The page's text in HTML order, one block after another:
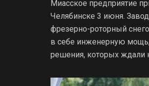
Миасское предприятие
Челябинске 3 июня.
фрезерно-роторный
в себе инженерную мощь,
решения, которых ждали